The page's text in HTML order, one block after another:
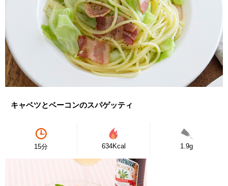
キャベツとベーコンのスパゲッティ
15分 634Kcal 1.9g